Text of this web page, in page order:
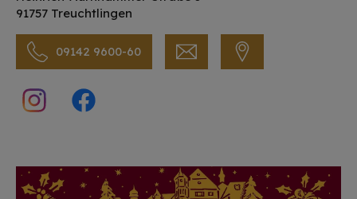
91757 Treuchtlingen
09142 9600-60